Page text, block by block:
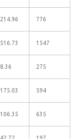
214.96 776
516.73 1547
8.36 275
175.03 594
106.35 635